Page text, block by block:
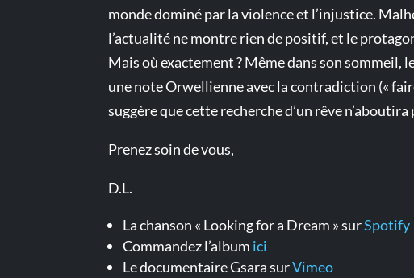
monde dominé par la violence et l’injustice.
l’actualité ne montre rien de positif, et le
Mais où exactement ? Même dans son sommeil,
une note Orwellienne avec la contradiction («
suggère que cette recherche d’un rêve
Prenez soin de vous,
D.L.
La chanson « Looking for a Dream » surSpotify
Commandez l’album ici
Le documentaire Gsara surVimeo